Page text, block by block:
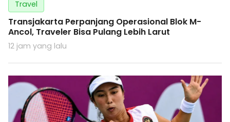
Travel
Transjakarta Perpanjang Operasional Blok M-
Ancol, Traveler Bisa Pulang Lebih Larut
12 jam yang lalu